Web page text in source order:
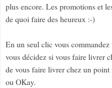
plus encore. Les promotions et
de quoi faire des heureux :-)
En un seul clic vous
vous décidez si vous faire livrer
de vous faire livrer chez un
ou OKay.